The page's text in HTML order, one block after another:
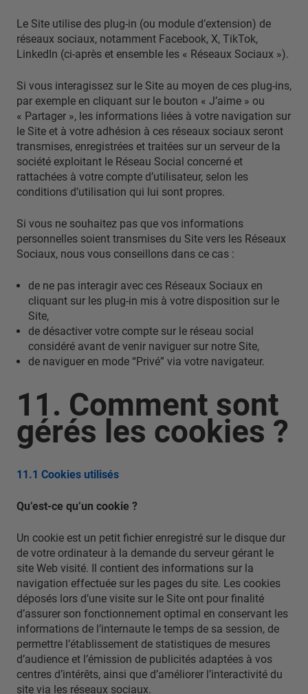
Le Site utilise des plug-in (ou module d’extension) de
réseaux sociaux, notamment Facebook, X, TikTok,
LinkedIn (ci-après et ensemble les « Réseaux Sociaux »).
Si vous interagissez sur le Site au moyen de ces plug-ins,
par exemple en cliquant sur le bouton « J’aime » ou
« Partager », les informations liées à votre navigation sur
le Site et à votre adhésion à ces réseaux sociaux seront
transmises, enregistrées et traitées sur un serveur de la
société exploitant le Réseau Social concerné et
rattachées à votre compte d’utilisateur, selon les
conditions d’utilisation qui lui sont propres.
Si vous ne souhaitez pas que vos informations
personnelles soient transmises du Site vers les Réseaux
Sociaux, nous vous conseillons dans ce cas :
de ne pas interagir avec ces Réseaux Sociaux en
cliquant sur les plug-in mis à votre disposition sur le
Site,
de désactiver votre compte sur le réseau social
considéré avant de venir naviguer sur notre Site,
de naviguer en mode “Privé” via votre navigateur.
11. Comment sont
gérés les cookies ?
11.1 Cookies utilisés
Qu’est-ce qu’un cookie ?
Un cookie est un petit fichier enregistré sur le disque dur
de votre ordinateur à la demande du serveur gérant le
site Web visité. Il contient des informations sur la
navigation effectuée sur les pages du site. Les cookies
déposés lors d’une visite sur le Site ont pour finalité
d’assurer son fonctionnement optimal en conservant les
informations de l’internaute le temps de sa session, de
permettre l’établissement de statistiques de mesures
d’audience et l’émission de publicités adaptées à vos
centres d’intérêts, ainsi que d’améliorer l’interactivité du
site via les réseaux sociaux.